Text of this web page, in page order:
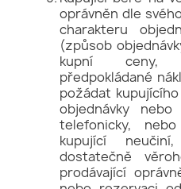
oprávněn dle
charakteru
(způsob
kupní ceny,
předpokládané
požádat
objednávky
telefonicky,
kupující
dostatečně
prodávající